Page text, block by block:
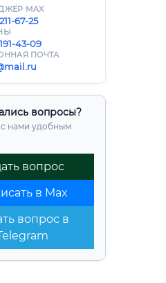
MAX
67-25
43-09
ПОЧТА
вопросы?
нами удобным
вопрос
в Max
вопрос в